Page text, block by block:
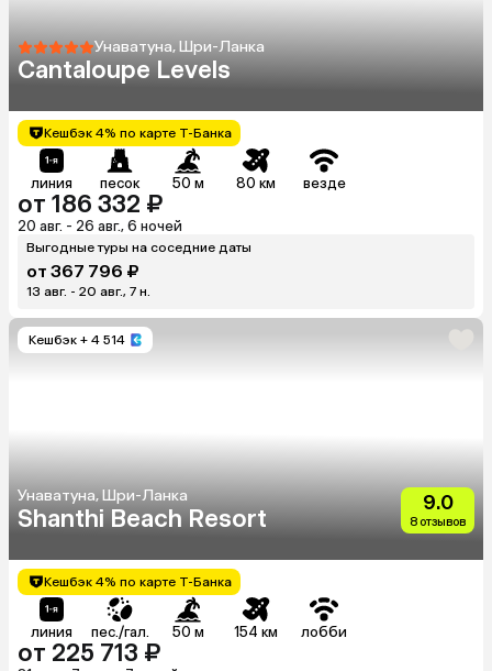
Унаватуна, Шри-Ланка
Cantaloupe Levels
Кешбэк 4% по карте Т-Банка
линия песок 50 м 80 км везде
от 186 332 ₽
20 авг. - 26 авг., 6 ночей
Выгодные туры на соседние даты
от 367 796 ₽
13 авг. - 20 авг., 7 н.
Кешбэк + 4 514
Унаватуна, Шри-Ланка
Shanthi Beach Resort
9.0
8 отзывов
Кешбэк 4% по карте Т-Банка
линия пес./гал. 50 м 154 км лобби
от 225 713 ₽